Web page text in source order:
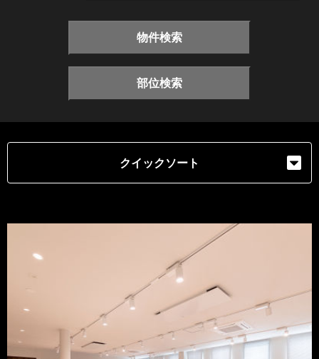
物件検索
部位検索
クイックソート